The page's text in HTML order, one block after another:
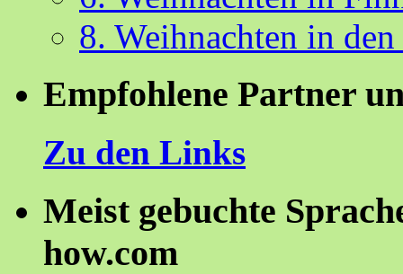
8. Weihnachten in
Empfohlene Partner
Zu den Links
Meist gebuchte
how.com